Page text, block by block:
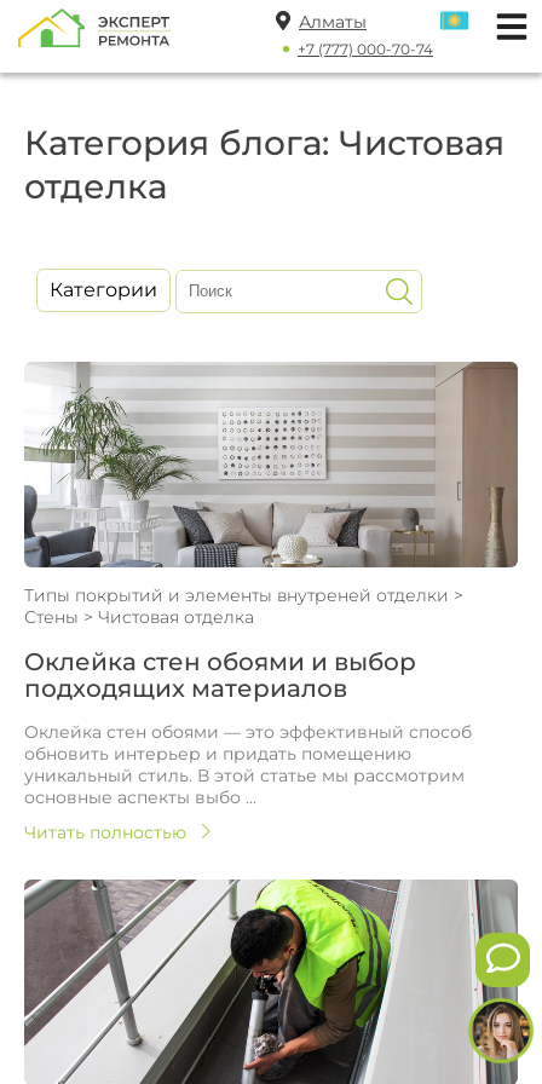
Алматы
+7 (777) 000-70-74
Категория блога: Чистовая
отделка
Категории
Типы покрытий и элементы внутреней отделки >
Стены > Чистовая отделка
Оклейка стен обоями и выбор
подходящих материалов
Оклейка стен обоями — это эффективный способ
обновить интерьер и придать помещению
уникальный стиль. В этой статье мы рассмотрим
основные аспекты выбо ...
Читать полностью